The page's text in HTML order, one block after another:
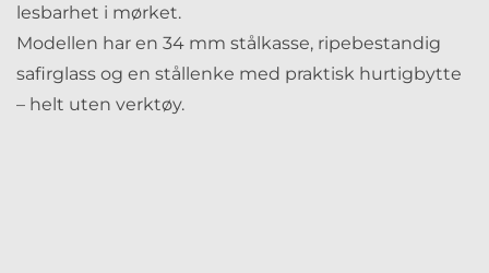
lesbarhet i mørket.
Modellen har en 34 mm stålkasse, ripebestandig
safirglass og en stållenke med praktisk hurtigbytte
– helt uten verktøy.